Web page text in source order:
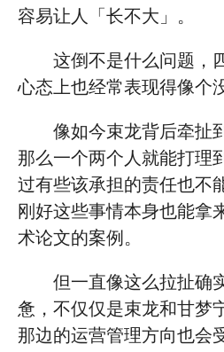
容易让人「长不大」。
这倒不是什么问题，
心态上也经常表现得像个
像如今束龙背后牵扯
那么一个两个人就能打理
过有些该承担的责任也不
刚好这些事情本身也能拿
术论文的案例。
但一直像这么拉扯确
惫，不仅仅是束龙和甘梦
那边的运营管理方向也会